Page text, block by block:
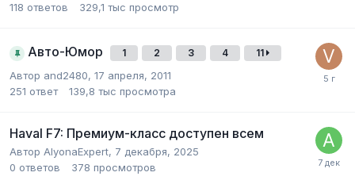
118 ответов 329,1 тыс просмотр
Авто-Юмор 1 2 3 4 11
Автор and2480, 17 апреля, 2011
251 ответ 139,8 тыс просмотра
Haval F7: Премиум-класс доступен всем
Автор AlyonaExpert, 7 декабря, 2025
0 ответов 378 просмотров